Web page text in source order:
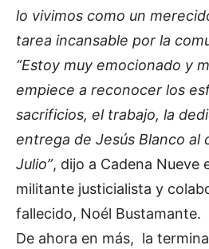
lo vivimos como un
tarea incansable por la
“Estoy muy emocionado y
empiece a reconocer los
sacrificios, el trabajo, la
entrega de Jesús Blanco al
Julio”, dijo a Cadena Nueve
militante justicialista y
fallecido, Noél Bustamante.
De ahora en más, la